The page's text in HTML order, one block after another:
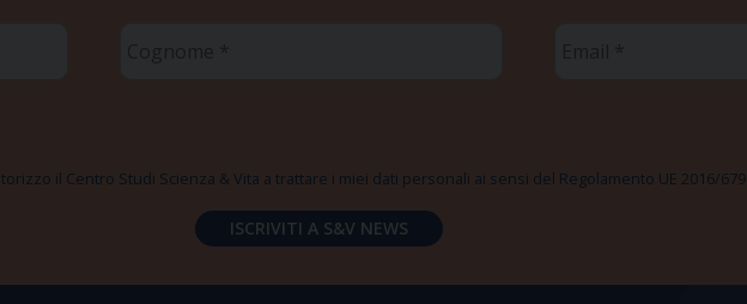
il Centro Studi Scienza & Vita a trattare i miei dati personali ai sensi del Regolamento UE 2016/679